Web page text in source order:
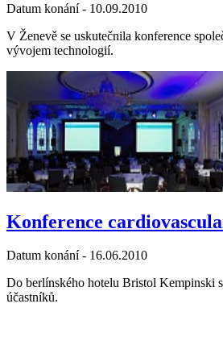
Datum konání - 10.09.2010
V Ženevě se uskutečnila konference
vývojem technologií.
Konference
Datum konání - 16.06.2010
Do berlínského hotelu Bristol Kempinski
účastníků.